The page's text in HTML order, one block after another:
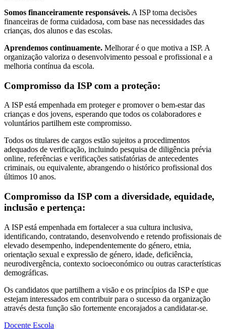
Somos financeiramente responsáveis. A ISP toma decisões
financeiras de forma cuidadosa, com base nas necessidades das
crianças, dos alunos e das escolas.
Aprendemos continuamente. Melhorar é o que motiva a ISP. A
organização valoriza o desenvolvimento pessoal e profissional e a
melhoria contínua da escola.
Compromisso da ISP com a proteção:
A ISP está empenhada em proteger e promover o bem-estar das
crianças e dos jovens, esperando que todos os colaboradores e
voluntários partilhem este compromisso.
Todos os titulares de cargos estão sujeitos a procedimentos
adequados de verificação, incluindo pesquisa de diligência prévia
online, referências e verificações satisfatórias de antecedentes
criminais, ou equivalente, abrangendo o histórico profissional dos
últimos 10 anos.
Compromisso da ISP com a diversidade, equidade,
inclusão e pertença:
A ISP está empenhada em fortalecer a sua cultura inclusiva,
identificando, contratando, desenvolvendo e retendo profissionais de
elevado desempenho, independentemente do género, etnia,
orientação sexual e expressão de género, idade, deficiência,
neurodivergência, contexto socioeconómico ou outras características
demográficas.
Os candidatos que partilhem a visão e os princípios da ISP e que
estejam interessados em contribuir para o sucesso da organização
através desta função são fortemente encorajados a candidatar-se.
Docente Escola